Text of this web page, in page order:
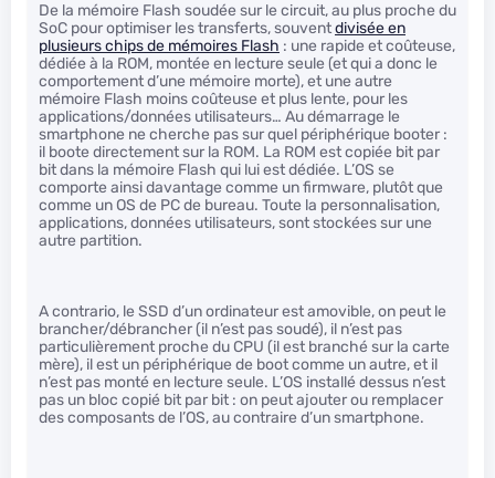
De la mémoire Flash soudée sur le circuit, au plus proche du
SoC pour optimiser les transferts, souventdivisée en
plusieurs chips de mémoires Flash : une rapide et coûteuse,
dédiée à la ROM, montée en lecture seule (et qui a donc le
comportement d’une mémoire morte), et une autre
mémoire Flash moins coûteuse et plus lente, pour les
applications/données utilisateurs… Au démarrage le
smartphone ne cherche pas sur quel périphérique booter :
il boote directement sur la ROM. La ROM est copiée bit par
bit dans la mémoire Flash qui lui est dédiée. L’OS se
comporte ainsi davantage comme un firmware, plutôt que
comme un OS de PC de bureau. Toute la personnalisation,
applications, données utilisateurs, sont stockées sur une
autre partition.
A contrario, le SSD d’un ordinateur est amovible, on peut le
brancher/débrancher (il n’est pas soudé), il n’est pas
particulièrement proche du CPU (il est branché sur la carte
mère), il est un périphérique de boot comme un autre, et il
n’est pas monté en lecture seule. L’OS installé dessus n’est
pas un bloc copié bit par bit : on peut ajouter ou remplacer
des composants de l’OS, au contraire d’un smartphone.